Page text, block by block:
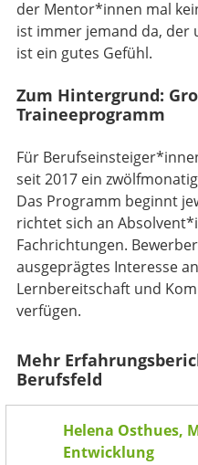
der Mentor*innen mal
ist immer jemand da, der
ist ein gutes Gefühl.
Zum Hintergrund:
Traineeprogramm
Für
seit 2017 ein
Das Programm beginnt
richtet sich an
Fachrichtungen.
ausgeprägtes Interesse
Lernbereitschaft und
verfügen.
Mehr
Berufsfeld
Helena Osthues,
Entwicklung